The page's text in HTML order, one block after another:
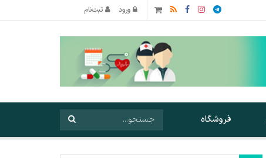
ورود ثبت‌نام
فروشگاه